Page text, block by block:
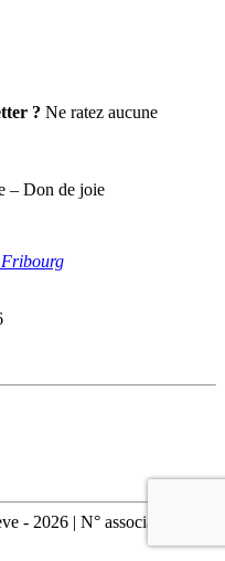
? Ne ratez aucune
– Don de joie
Fribourg
- 2026 | N° association :